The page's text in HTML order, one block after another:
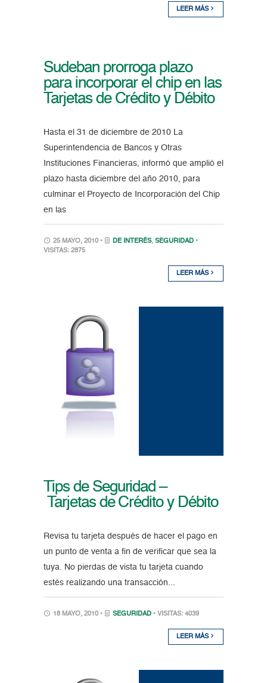
LEER MÁS
Sudeban prorroga plazo
para incorporar el chip en las
Tarjetas de Crédito y Débito
Hasta el 31 de diciembre de 2010 La
Superintendencia de Bancos y Otras
Instituciones Financieras, informó que amplió el
plazo hasta diciembre del año 2010, para
culminar el Proyecto de Incorporación del Chip
en las
25 MAYO, 2010 • DE INTERÉS, SEGURIDAD •
VISITAS: 2875
LEER MÁS
Tips de Seguridad –
Tarjetas de Crédito y Débito
Revisa tu tarjeta después de hacer el pago en
un punto de venta a fin de verificar que sea la
tuya. No pierdas de vista tu tarjeta cuando
estés realizando una transacción...
18 MAYO, 2010 • SEGURIDAD • VISITAS: 4039
LEER MÁS